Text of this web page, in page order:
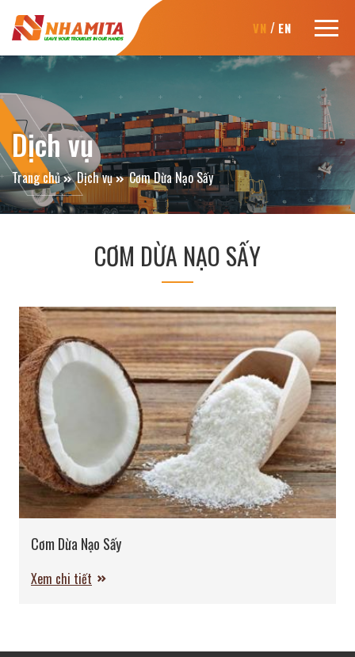
VN / EN
Dịch vụ
Trang chủ Dịch vụ Cơm Dừa Nạo Sấy
CƠM DỪA NẠO SẤY
Cơm Dừa Nạo Sấy
Xem chi tiết